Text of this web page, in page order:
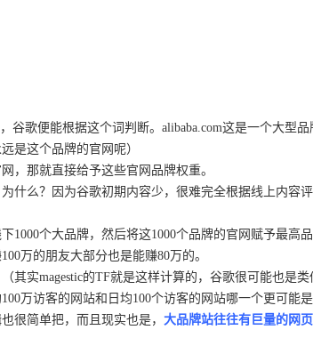
歌便能根据这个词判断。alibaba.com这是一个大型品
是这个品牌的官网呢）
，那就直接给予这些官网品牌权重。
什么？因为谷歌初期内容少，很难完全根据线上内容
个大品牌，然后将这1000个品牌的官网赋予最高
万的朋友大部分也是能赚80万的。
实magestic的TF就是这样计算的，谷歌很可能也是类
万访客的网站和日均100个访客的网站哪一个更可能
很简单把，而且现实也是， 大品牌站往往有巨量的网